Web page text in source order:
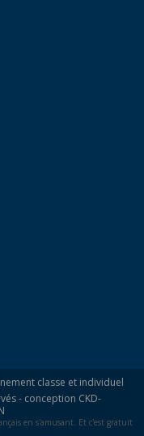
classe et individuel
- conception CKD-
en s'amusant. Et c'est gratuit